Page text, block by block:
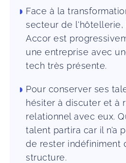
Face à la
secteur de l'hôtellerie,
Accor est
une entreprise avec
tech très présente.
Pour conserver ses
hésiter à discuter et à
relationnel avec eux.
talent partira car il n’a
de rester indéfiniment
structure.